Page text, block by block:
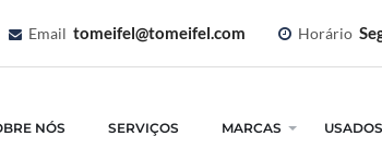
Email tomeifel@tomeifel.com Horário
NÓS SERVIÇOS MARCAS USADOS